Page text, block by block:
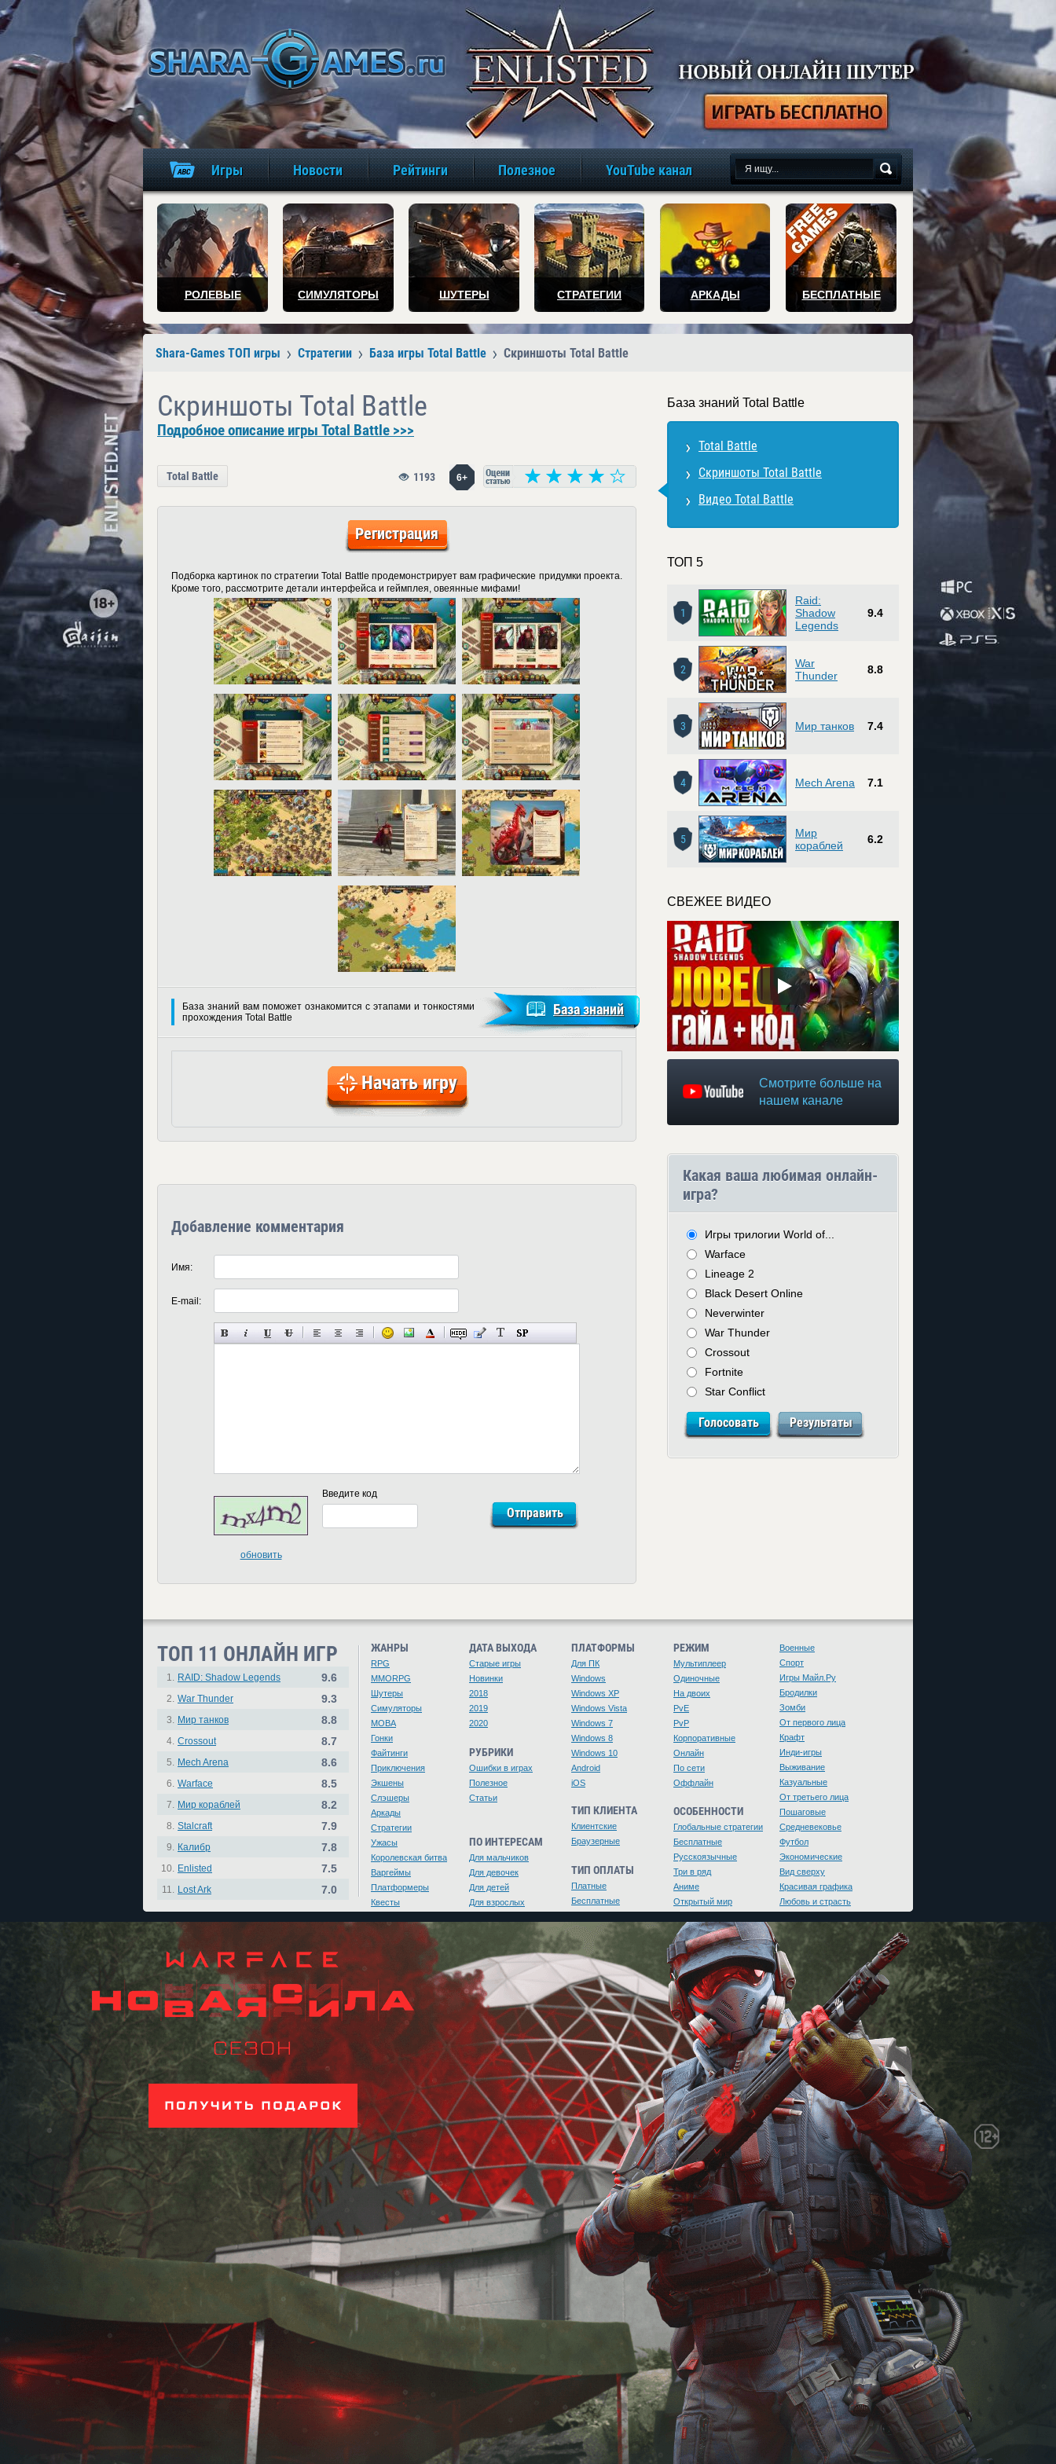
игры онлайн бесплатно
Игры Новости Рейтинги Полезное YouTube канал
РОЛЕВЫЕ СИМУЛЯТОРЫ ШУТЕРЫ СТРАТЕГИИ АРКАДЫ БЕСПЛАТНЫЕ
Shara-Games ТОП игры Стратегии База игры Total Battle Скриншоты Total Battle
Скриншоты Total Battle
Подробное описание игры Total Battle >>>
Total Battle 6+
1193
Регистрация
Подборка картинок по стратегии Total Battle продемонстрирует вам графические придумки проекта.
Кроме того, рассмотрите детали интерфейса и геймплея, овеянные мифами!
База знаний вам поможет ознакомится с этапами и тонкостями
прохождения Total Battle
База знаний
Начать игру
Добавление комментария
Имя:
E-mail:
обновить
Введите код
База знаний Total Battle
Total Battle
Скриншоты Total Battle
Видео Total Battle
ТОП 5
1
Raid:
Shadow
Legends
9.4
2
War
Thunder
8.8
3 Мир танков 7.4
4 Mech Arena 7.1
5
Мир
кораблей
6.2
СВЕЖЕЕ ВИДЕО
Смотрите больше на
нашем канале
Какая ваша любимая онлайн-
игра?
Игры трилогии World of...
Warface
Lineage 2
Black Desert Online
Neverwinter
War Thunder
Crossout
Fortnite
Star Conflict
ТОП 11 ОНЛАЙН ИГР
1. RAID: Shadow Legends 9.6
2. War Thunder 9.3
3. Мир танков 8.8
4. Crossout 8.7
5. Mech Arena 8.6
6. Warface 8.5
7. Мир кораблей 8.2
8. Stalcraft 7.9
9. Калибр 7.8
10. Enlisted 7.5
11. Lost Ark 7.0
ЖАНРЫ
RPG
MMORPG
Шутеры
Симуляторы
MOBA
Гонки
Файтинги
Приключения
Экшены
Слэшеры
Аркады
Стратегии
Ужасы
Королевская битва
Варгеймы
Платформеры
Квесты
ДАТА ВЫХОДА
Старые игры
Новинки
2018
2019
2020
РУБРИКИ
Ошибки в играх
Полезное
Статьи
ПО ИНТЕРЕСАМ
Для мальчиков
Для девочек
Для детей
Для взрослых
ПЛАТФОРМЫ
Для ПК
Windows
Windows XP
Windows Vista
Windows 7
Windows 8
Windows 10
Android
iOS
ТИП КЛИЕНТА
Клиентские
Браузерные
ТИП ОПЛАТЫ
Платные
Бесплатные
РЕЖИМ
Мультиплеер
Одиночные
На двоих
PvE
PvP
Корпоративные
Онлайн
По сети
Оффлайн
ОСОБЕННОСТИ
Глобальные стратегии
Бесплатные
Русскоязычные
Три в ряд
Аниме
Открытый мир
Военные
Спорт
Игры Майл.Ру
Бродилки
Зомби
От первого лица
Крафт
Инди-игры
Выживание
Казуальные
От третьего лица
Пошаговые
Средневековье
Футбол
Экономические
Вид сверху
Красивая графика
Любовь и страсть